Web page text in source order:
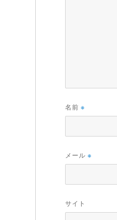
名前 ※
メール ※
サイト